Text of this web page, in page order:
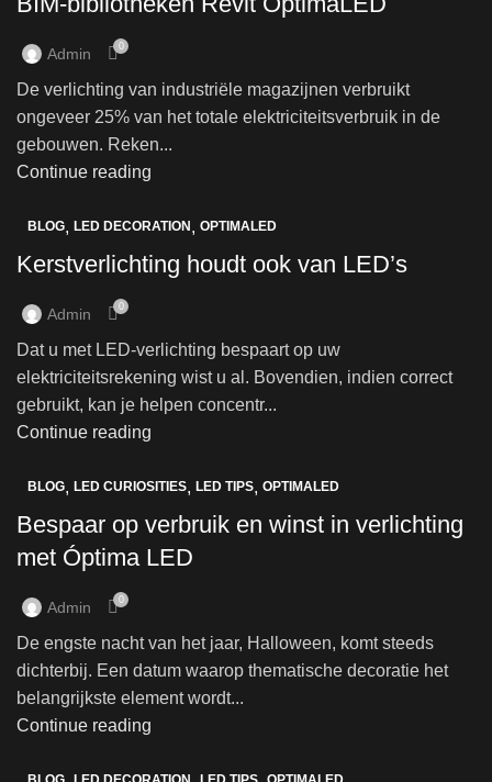
Admin 0
De verlichting van industriële magazijnen verbruikt
ongeveer 25% van het totale elektriciteitsverbruik in de
gebouwen. Reken...
Continue reading
BLOG, LED DECORATION , OPTIMALED
Kerstverlichting houdt ook van LED’s
Admin 0
Dat u met LED-verlichting bespaart op uw
elektriciteitsrekening wist u al. Bovendien, indien correct
gebruikt, kan je helpen concentr...
Continue reading
BLOG, LED CURIOSITIES, LED TIPS, OPTIMALED
Bespaar op verbruik en winst in verlichting
met Óptima LED
Admin 0
De engste nacht van het jaar, Halloween, komt steeds
dichterbij. Een datum waarop thematische decoratie het
belangrijkste element wordt...
Continue reading